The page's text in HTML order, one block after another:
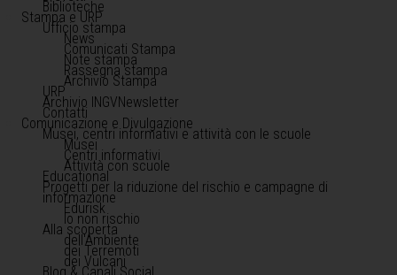
Biblioteche
Stampa e URP
Ufficio stampa
News
Comunicati Stampa
Note stampa
Rassegna stampa
Archivio Stampa
URP
Archivio INGVNewsletter
Contatti
Comunicazione e Divulgazione
Musei, centri informativi e attività con le scuole
Musei
Centri informativi
Attività con scuole
Educational
Progetti per la riduzione del rischio e campagne di
informazione
Edurisk
Io non rischio
Alla scoperta
dell'Ambiente
dei Terremoti
dei Vulcani
Blog & Canali Social